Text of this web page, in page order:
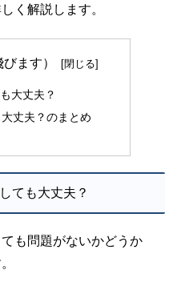
く解説します。
ます）
大丈夫？
丈夫？のまとめ
ても大丈夫？
も問題がないかどうか